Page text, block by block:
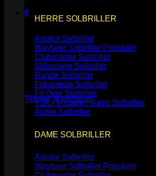
0
Kurv
Ingen varer i kurven.
Tilbage til shoppen
HERRE SOLBRILLER
Aviator Solbriller
Wayfarer Solbriller
Clubmaster Solbriller
Millionaire Solbriller
Runde Solbriller
Firkantede Solbriller
Fit Over Solbriller
Y2K / Vintage / Retro Solbriller
Andre Solbriller
DAME SOLBRILLER
Aviator Solbriller
Wayfarer Solbriller